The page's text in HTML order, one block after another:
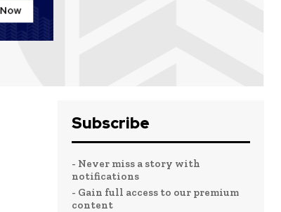
Subscribe
- Never miss a story with
notifications
- Gain full access to our premium
content